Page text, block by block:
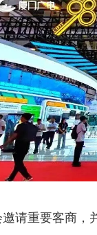
请重要客商